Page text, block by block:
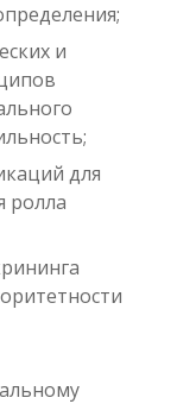
и
для
ролла